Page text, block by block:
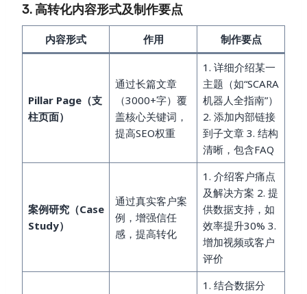
3. 高转化内容形式及制作要点
内容形式 作用 制作要点
Pillar Page（支
柱页面）
通过长篇文章
（3000+字）覆
盖核心关键词，
提高SEO权重
1. 详细介绍某一
主题（如“SCARA
机器人全指南”）
2. 添加内部链接
到子文章 3. 结构
清晰，包含FAQ
案例研究（Case
Study）
通过真实客户案
例，增强信任
感，提高转化
1. 介绍客户痛点
及解决方案 2. 提
供数据支持，如
效率提升30% 3.
增加视频或客户
评价
1. 结合数据分